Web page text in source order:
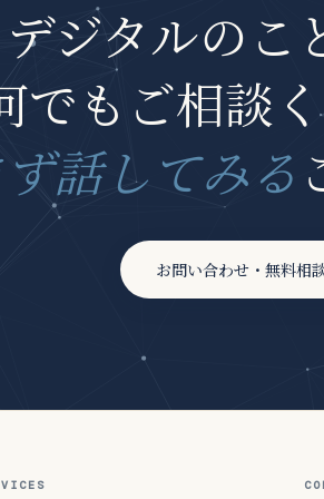
デジタルのこ
でもご相談く
話してみる
お問い合わせ・無料相